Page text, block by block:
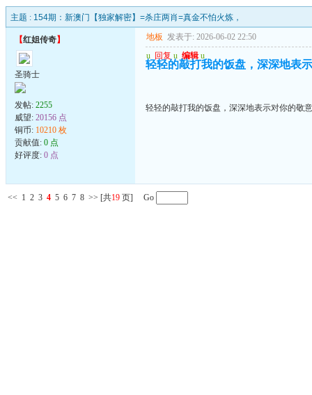
主题 : 154期：新澳门【独家解密】=杀庄两肖=真金不怕火炼，
【红姐传奇】
圣骑士
发帖: 2255
威望: 20156 点
铜币: 10210 枚
贡献值: 0 点
好评度: 0 点
地板 发表于: 2026-06-02 22:50
u 回复 u 编辑 u
轻轻的敲打我的饭盘，深深地表
轻轻的敲打我的饭盘，深深地表示对你的敬
<< 1 2 3 4 5 6 7 8 >> [共19 页] Go